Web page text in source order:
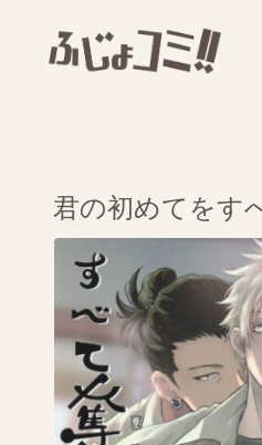
君の初めてをす